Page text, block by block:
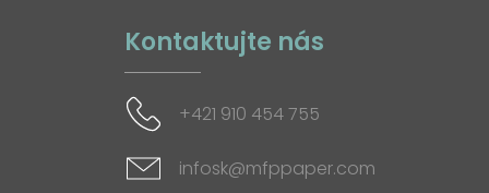
Kontaktujte nás
+421 910 454 755
infosk@mfppaper.com